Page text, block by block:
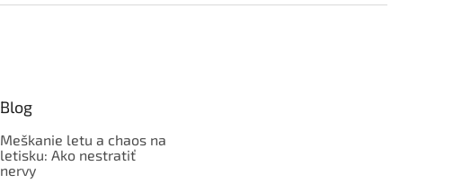
Blog
Meškanie letu a chaos na
letisku: Ako nestratiť
nervy